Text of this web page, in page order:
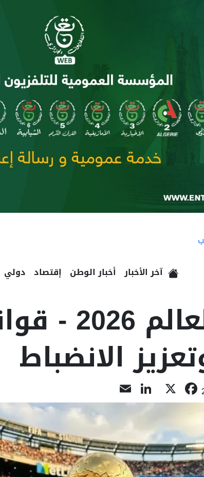
آخر الأخبار أخبار الوطن إقتصاد دولي
كأس
الانضباط
Facebook
LinkedIn